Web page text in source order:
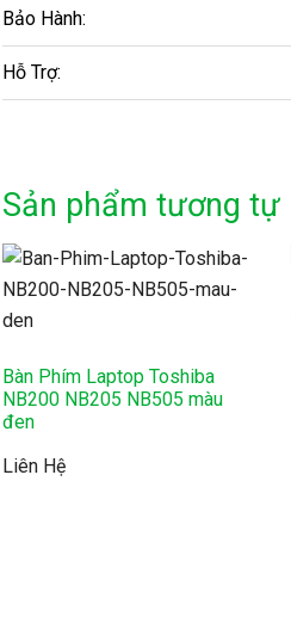
Bảo Hành:
Hỗ Trợ:
Sản phẩm tương tự
Bàn Phím Laptop Toshiba
NB200 NB205 NB505 màu
đen
Liên Hệ